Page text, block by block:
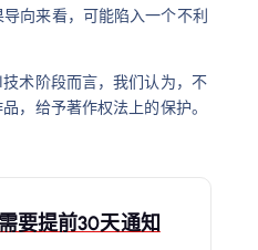
向来看，可能陷入一个不利
术阶段而言，我们认为，不
，给予著作权法上的保护。
要提前30天通知